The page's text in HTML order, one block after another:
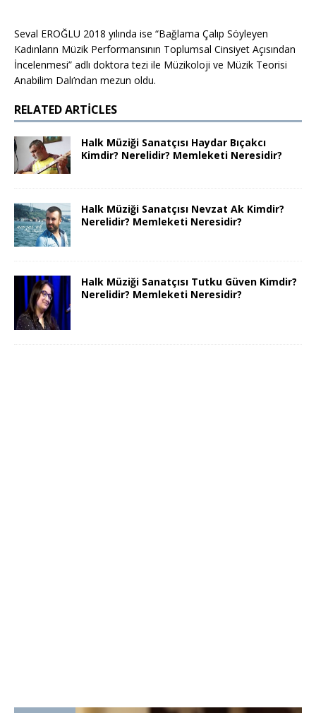
Seval EROĞLU 2018 yılında ise “Bağlama Çalıp Söyleyen
Kadınların Müzik Performansının Toplumsal Cinsiyet Açısından
İncelenmesi” adlı doktora tezi ile Müzikoloji ve Müzik Teorisi
Anabilim Dalı’ndan mezun oldu.
RELATED ARTICLES
Halk Müziği Sanatçısı Haydar Bıçakcı
Kimdir? Nerelidir? Memleketi Neresidir?
Halk Müziği Sanatçısı Nevzat Ak Kimdir?
Nerelidir? Memleketi Neresidir?
Halk Müziği Sanatçısı Tutku Güven Kimdir?
Nerelidir? Memleketi Neresidir?